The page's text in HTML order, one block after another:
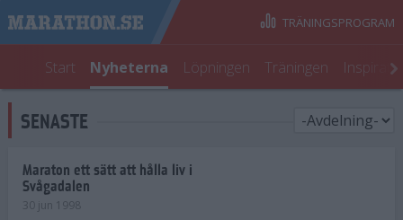
Start Nyheterna Löpningen Träningen
TRÄNINGSPROGRAM
SENASTE
Maraton ett sätt att hålla liv i
Svågadalen
30 jun 1998